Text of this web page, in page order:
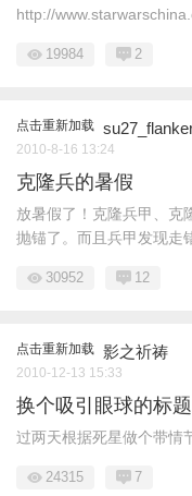
http://
19984 2
点击重新加载
2010-8-16 13:24
克隆兵的暑假
放暑假了！克隆兵甲、克
抛锚了。而且兵甲发现走
30952 12
点击重新加载 影之祈祷
2010-12-13 15:33
换个吸引眼球的标
过两天根据死星做个带情
24315 7